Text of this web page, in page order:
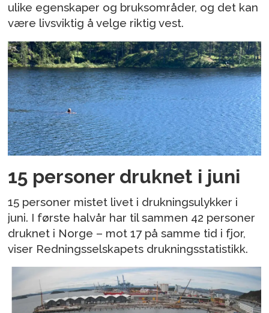
ulike egenskaper og bruksområder, og det kan
være livsviktig å velge riktig vest.
15 personer druknet i juni
15 personer mistet livet i drukningsulykker i
juni. I første halvår har til sammen 42 personer
druknet i Norge – mot 17 på samme tid i fjor,
viser Redningsselskapets drukningsstatistikk.